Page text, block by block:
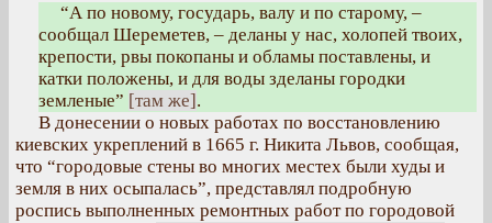
“А по новому, государь, валу и по старому, –
сообщал Шереметев, – деланы у нас, холопей твоих,
крепости, рвы покопаны и обламы поставлены, и
катки положены, и для воды зделаны городки
земленые” [там же].
В донесении о новых работах по восстановлению
киевских укреплений в 1665 г. Никита Львов, сообщая,
что “городовые стены во многих местех были худы и
земля в них осыпалась”, представлял подробную
роспись выполненных ремонтных работ по городовой